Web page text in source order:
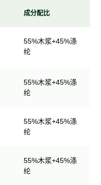
成分配比
55%木浆+45%涤
纶
55%木浆+45%涤
纶
55%木浆+45%涤
纶
55%木浆+45%涤
纶